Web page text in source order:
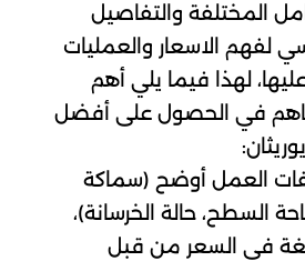
المختلفة والتفاصيل
لفهم الاسعار والعمليات
عليها، لهذا فيما يلي أهم
في الحصول على أفضل
العمل أوضح (سماكة
السطح، حالة الخرسانة)،
في السعر من قبل